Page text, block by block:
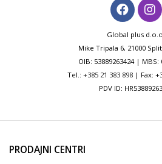
Global plus
Mike Tripala 6, 21000
OIB: 53889263424 | MBS:
Tel.: +385 21 383 898| Fax:
PDV ID:
PRODAJNI CENTRI